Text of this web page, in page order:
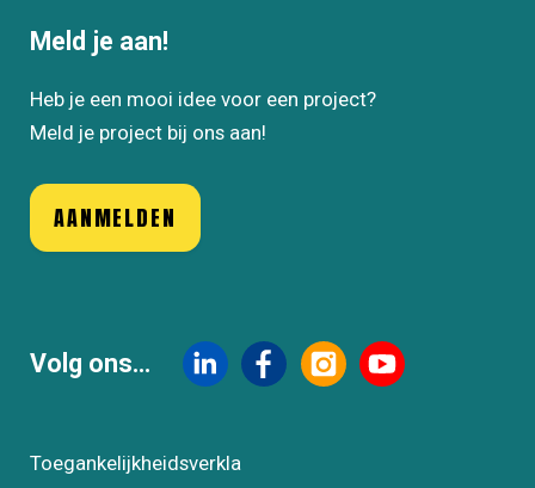
Meld je aan!
Heb je een mooi idee voor een project?
Meld je project bij ons aan!
AANMELDEN
Volg ons...
Toegankelijkheidsverkla